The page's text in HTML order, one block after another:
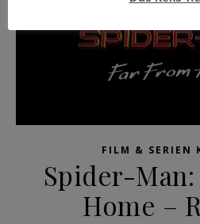
FILM & SERIEN
Spider-
Home –